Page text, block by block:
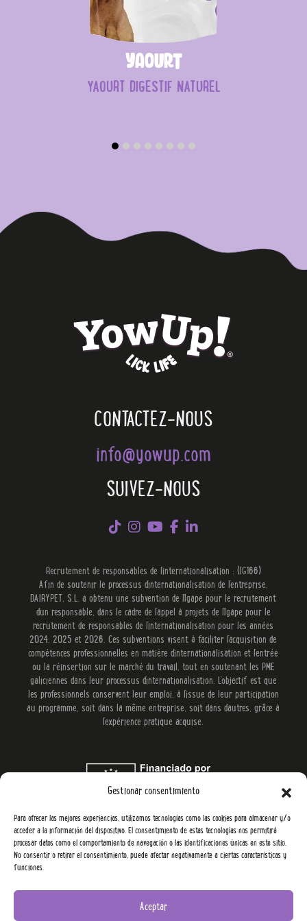
Gestionar consentimiento
Para ofrecer las mejores experiencias, utilizamos tecnologías como las cookies para almacenar y/o
acceder a la información del dispositivo. El consentimiento de estas tecnologías nos permitirá
procesar datos como el comportamiento de navegación o las identificaciones únicas en este sitio.
No consentir o retirar el consentimiento, puede afectar negativamente a ciertas características y
funciones.
Aceptar
Yaourt
YAOURT DIGESTIF NATUREL
CONTACTEZ-NOUS
info@yowup.com
SUIVEZ-NOUS
Recrutement de responsables de l'internationalisation : (IG166)
Afin de soutenir le processus d'internationalisation de l'entreprise,
DAIRYPET, S.L. a obtenu une subvention de l'Igape pour le recrutement
d'un responsable, dans le cadre de l'appel à projets de l'Igape pour le
recrutement de responsables de l'internationalisation pour les années
2024, 2025 et 2026. Ces subventions visent à faciliter l'acquisition de
compétences professionnelles en matière d'internationalisation et l'entrée
ou la réinsertion sur le marché du travail, tout en soutenant les PME
galiciennes dans leur processus d'internationalisation. L'objectif est que
les professionnels conservent leur emploi, à l'issue de leur participation
au programme, soit dans la même entreprise, soit dans d'autres, grâce à
l'expérience pratique acquise.